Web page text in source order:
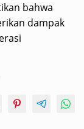
bahwa
dampak